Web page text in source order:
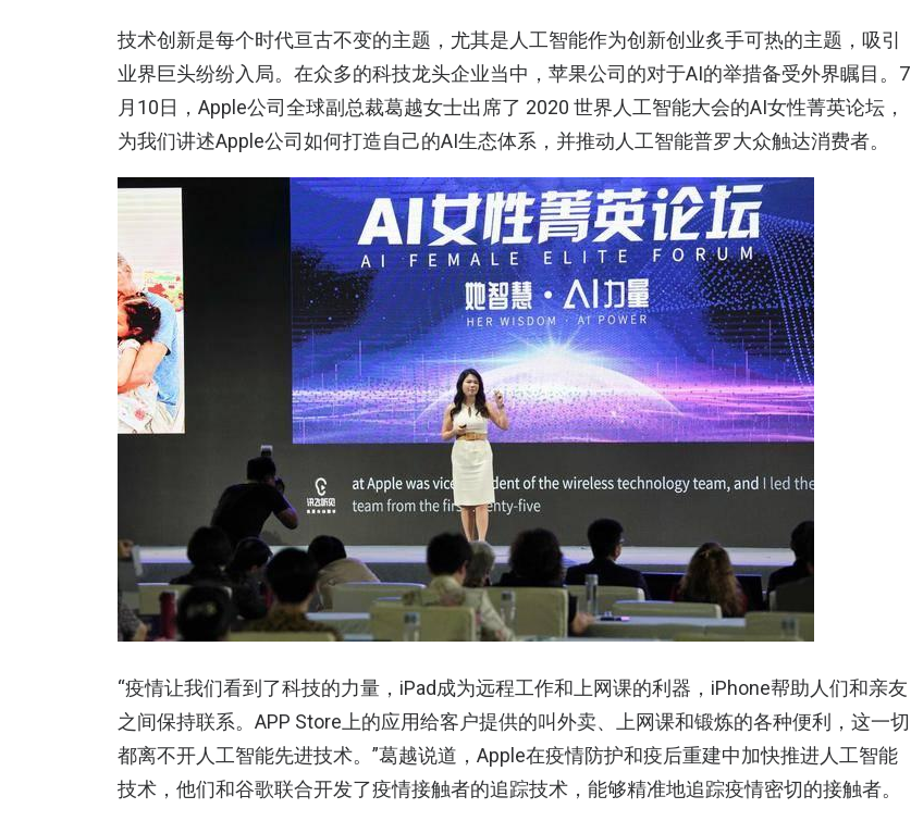
技术创新是每个时代亘古不变的主题，尤其是人工智能作为创新创业炙手可热的主题，吸引
业界巨头纷纷入局。在众多的科技龙头企业当中，苹果公司的对于AI的举措备受外界瞩目。7
月10日，Apple公司全球副总裁葛越女士出席了 2020 世界人工智能大会的AI女性菁英论坛，
为我们讲述Apple公司如何打造自己的AI生态体系，并推动人工智能普罗大众触达消费者。
“疫情让我们看到了科技的力量，iPad成为远程工作和上网课的利器，iPhone帮助人们和亲友
之间保持联系。APP Store上的应用给客户提供的叫外卖、上网课和锻炼的各种便利，这一切
都离不开人工智能先进技术。”葛越说道，Apple在疫情防护和疫后重建中加快推进人工智能
技术，他们和谷歌联合开发了疫情接触者的追踪技术，能够精准地追踪疫情密切的接触者。